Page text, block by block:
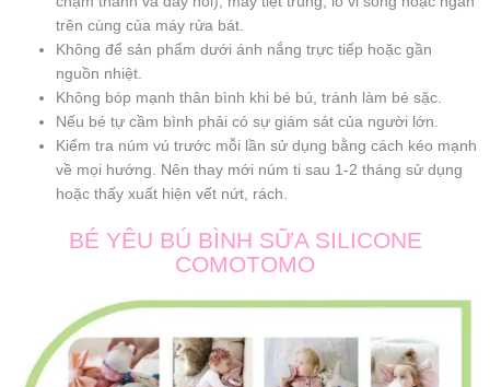
trên cùng của máy rửa bát.
Không để sản phẩm dưới ánh nắng trực tiếp hoặc gần
nguồn nhiệt.
Không bóp mạnh thân bình khi bé bú, tránh làm bé sặc.
Nếu bé tự cầm bình phải có sự giám sát của người lớn.
Kiểm tra núm vú trước mỗi lần sử dụng bằng cách kéo mạnh
về mọi hướng. Nên thay mới núm ti sau 1-2 tháng sử dụng
hoặc thấy xuất hiện vết nứt, rách.
BÉ YÊU BÚ BÌNH SỮA SILICONE
COMOTOMO